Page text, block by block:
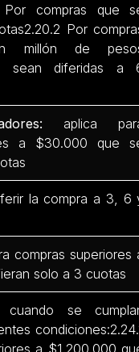
Por compras que
Por
millón de
sean diferidas a
aplica
a $30.000 que
la compra a 3, 6
compras superiores
solo a 3 cuotas
cuando se